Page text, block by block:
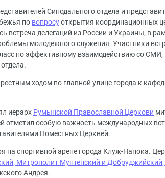
Синодального отдела и
по вопросуоткрытия координационных
встреча делегаций из России и Украины, в
молодежного служения. Участники
по эффективному взаимодействию со СМИ,
ходом по главной улице города к
иерарх Румынской Православной Церкови
отметил особую важность международных
Поместных Церквей.
на спортивной арене города Клуж-Напока.
Митрополит Мунтенский и
Андрея.